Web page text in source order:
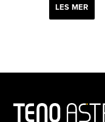
LES MER